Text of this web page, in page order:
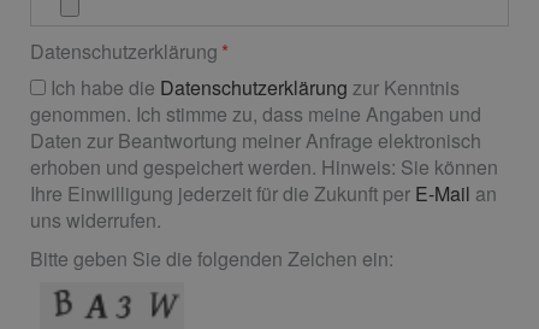
Datenschutzerklärung
Ich habe die Datenschutzerklärung zur Kenntnis
genommen. Ich stimme zu, dass meine Angaben und
Daten zur Beantwortung meiner Anfrage elektronisch
erhoben und gespeichert werden. Hinweis: Sie können
Ihre Einwilligung jederzeit für die Zukunft per E-Mail an
uns widerrufen.
Bitte geben Sie die folgenden Zeichen ein: